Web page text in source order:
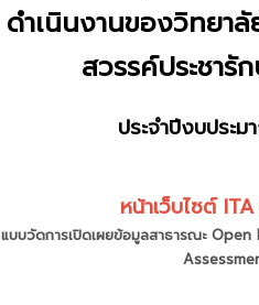
ดำเนินงานของวิทยา
สวรรค์ประชา
ประจำปีงบประ
หน้าเว็บไซต์
แบบวัดการเปิดเผยข้อมูลสาธารณะ